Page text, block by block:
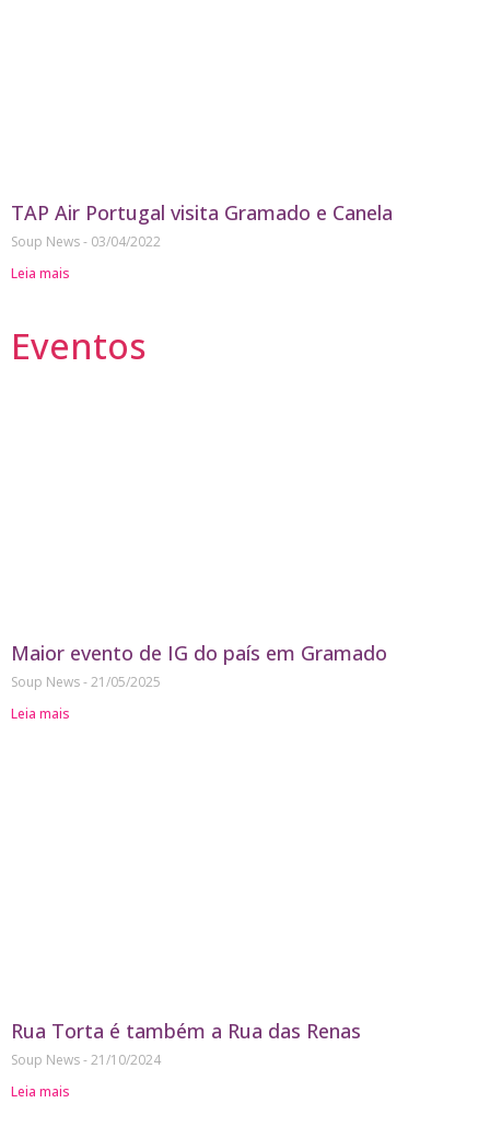
TAP Air Portugal visita Gramado e Canela
Soup News
03/04/2022
Leia mais
Eventos
Maior evento de IG do país em Gramado
Soup News 21/05/2025
Leia mais
Rua Torta é também a Rua das Renas
Soup News 21/10/2024
Leia mais